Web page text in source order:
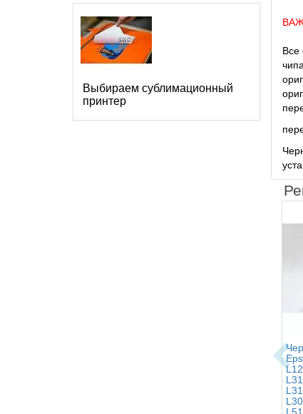
Выбираем сублимационный
принтер
Все